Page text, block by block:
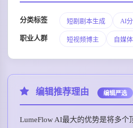
分类标签 短剧剧本生成 AI
职业人群 短视频博主 自媒
编辑推荐理由 编辑严选
LumeFlow AI最大的优势是将多个